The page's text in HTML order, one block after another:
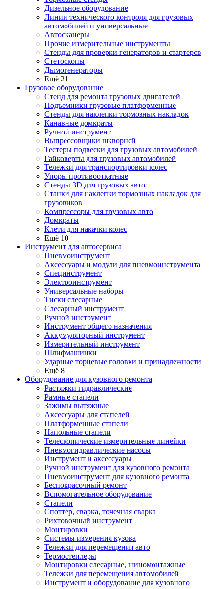
Дизельное оборудование
Линии технического контроля для грузовых
автомобилей и универсальные
Автосканеры
Прочие измерительные инструменты
Стенды для проверки генераторов и стартеров
Стетоскопы
Дымогенераторы
Ещё 21
Грузовое оборудование
Стенд для ремонта грузовых двигателей
Подъемники грузовые платформенные
Стенды для наклепки тормозных накладок
Канавные домкраты
Ручной инструмент
Выпрессовщики шкворней
Тестеры подвески для грузовых автомобилей
Гайковерты для грузовых автомобилей
Тележки для транспортировки колес
Упоры противооткатные
Стенды 3D для грузовых авто
Станки для наклепки тормозных накладок для
грузовиков
Компрессоры для грузовых авто
Домкраты
Клети для накачки колес
Ещё 10
Инструмент для автосервиса
Пневмоинструмент
Аксессуары и модули для пневмоинструмента
Специнструмент
Электроинструмент
Универсальные наборы
Тиски слесарные
Слесарный инструмент
Ручной инструмент
Инструмент общего назначения
Аккумуляторный инструмент
Измерительный инструмент
Шлифмашинки
Ударные торцевые головки и принадлежности
Ещё 8
Оборудование для кузовного ремонта
Растяжки гидравлические
Рамные стапели
Зажимы вытяжные
Аксессуары для стапелей
Платформенные стапели
Напольные стапели
Телескопические измерительные линейки
Пневмогидравлические насосы
Инструмент и аксессуары
Ручной инструмент для кузовного ремонта
Пневмоинструмент для кузовного ремонта
Беспокрасочный ремонт
Вспомогательное оборудование
Стапели
Споттер, сварка, точечная сварка
Рихтовочный инструмент
Монтировки
Системы измерения кузова
Тележки для перемещения авто
Термостеплеры
Монтировки слесарные, шиномонтажные
Тележки для перемещения автомобилей
Инструмент и оборудование для кузовного